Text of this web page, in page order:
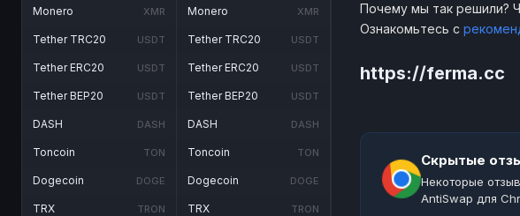
Monero XMR
Tether TRC20 USDT
Tether ERC20 USDT
Tether BEP20 USDT
DASH DASH
Toncoin TON
Dogecoin DOGE
TRX TRON
Monero XMR
Tether TRC20 USDT
Tether ERC20 USDT
Tether BEP20 USDT
DASH DASH
Toncoin TON
Dogecoin DOGE
TRX TRON
Почему мы так решили?
Ознакомьтесь с
https://ferma.cc
Скрытые
Некоторые
AntiSwap для